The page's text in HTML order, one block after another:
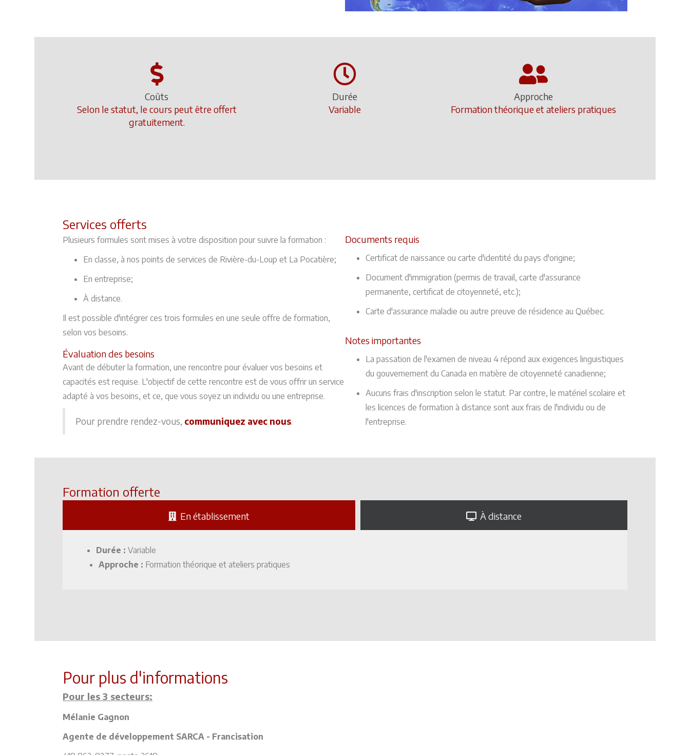
Coûts
Selon le statut, le cours peut être offert
gratuitement.
Durée
Variable
Approche
Formation théorique et ateliers pratiques
Services offerts
Plusieurs formules sont mises à votre disposition pour suivre la formation :
En classe, à nos points de services de Rivière-du-Loup et La Pocatière;
En entreprise;
À distance.
Il est possible d'intégrer ces trois formules en une seule offre de formation,
selon vos besoins.
Évaluation des besoins
Avant de débuter la formation, une rencontre pour évaluer vos besoins et
capacités est requise. L'objectif de cette rencontre est de vous offrir un service
adapté à vos besoins, et ce, que vous soyez un individu ou une entreprise.
Pour prendre rendez-vous, communiquez avec nous.
Documents requis
Certificat de naissance ou carte d'identité du pays d'origine;
Document d'immigration (permis de travail, carte d'assurance
permanente, certificat de citoyenneté, etc.);
Carte d'assurance maladie ou autre preuve de résidence au Québec.
Notes importantes
La passation de l'examen de niveau 4 répond aux exigences linguistiques
du gouvernement du Canada en matière de citoyenneté canadienne;
Aucuns frais d'inscription selon le statut. Par contre, le matériel scolaire et
les licences de formation à distance sont aux frais de l'individu ou de
l'entreprise.
Formation offerte
En établissement À distance
Durée : Variable
Approche : Formation théorique et ateliers pratiques
Pour plus d'informations
Pour les 3 secteurs:
Mélanie Gagnon
Agente de développement SARCA - Francisation